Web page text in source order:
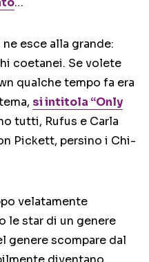
ne esce alla grande:
coetanei. Se volete
qualche tempo fa era
si intitola “Only
tutti, Rufus e Carla
Pickett, persino i Chi-
velatamente
le star di un genere
genere scompare dal